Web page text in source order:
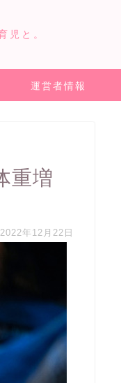
児と。
運営者情報
重増
年12月22日